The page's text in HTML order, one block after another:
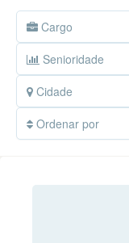
Cargo
Senioridade
Cidade
Ordenar por